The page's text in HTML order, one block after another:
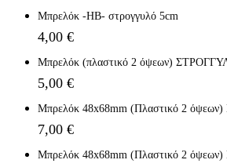
Μπρελόκ -HB- στρογγυλό 5cm
4,00 €
Μπρελόκ (πλαστικό 2 όψεων)
5,00 €
Μπρελόκ 48x68mm (Πλαστικό 2
7,00 €
Μπρελόκ 48x68mm (Πλαστικό 2